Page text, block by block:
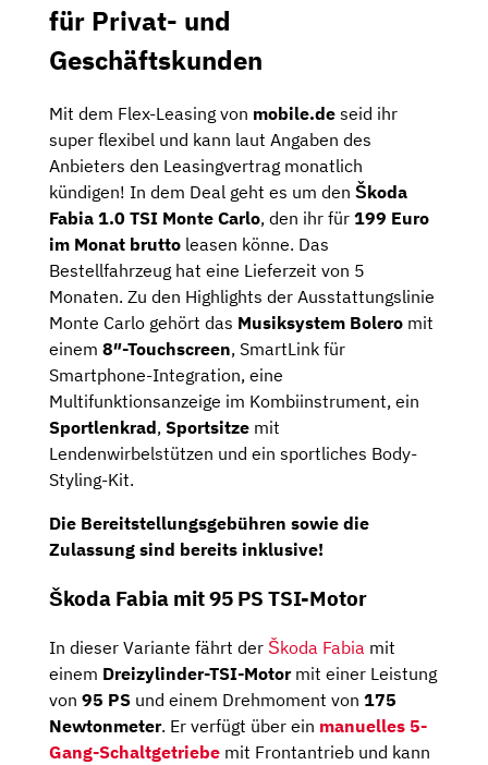
für Privat- und
Geschäftskunden
Mit dem Flex-Leasing von mobile.de seid ihr
super flexibel und kann laut Angaben des
Anbieters den Leasingvertrag monatlich
kündigen! In dem Deal geht es um den Škoda
Fabia 1.0 TSI Monte Carlo, den ihr für 199 Euro
im Monat brutto leasen könne. Das
Bestellfahrzeug hat eine Lieferzeit von 5
Monaten. Zu den Highlights der Ausstattungslinie
Monte Carlo gehört das Musiksystem Bolero mit
einem 8″-Touchscreen, SmartLink für
Smartphone-Integration, eine
Multifunktionsanzeige im Kombiinstrument, ein
Sportlenkrad, Sportsitze mit
Lendenwirbelstützen und ein sportliches Body-
Styling-Kit.
Die Bereitstellungsgebühren sowie die
Zulassung sind bereits inklusive!
Škoda Fabia mit 95 PS TSI-Motor
In dieser Variante fährt der Škoda Fabia mit
einem Dreizylinder-TSI-Motormit einer Leistung
von 95 PS und einem Drehmoment von 175
Newtonmeter. Er verfügt über ein manuelles 5-
Gang-Schaltgetriebe mit Frontantrieb und kann